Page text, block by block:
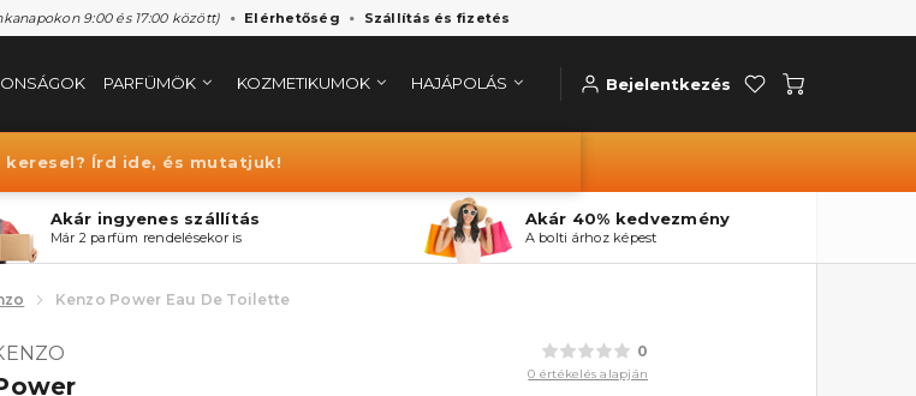
9:00 és 17:00 között) Elérhetőség Szállítás és fizetés
PARFÜMÖK KOZMETIKUMOK HAJÁPOLÁS Bejelentkezés
keresel? Írd ide, és mutatjuk!
Akár ingyenes szállítás
Már 2 parfüm rendelésekor is
Akár 40% kedvezmény
A bolti árhoz képest
Kenzo Power Eau De Toilette
0
0 értékelés alapján